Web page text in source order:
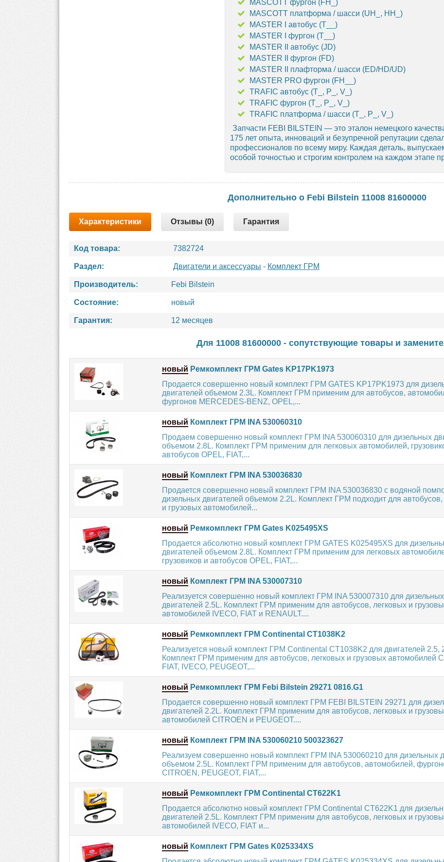
MASCOTT фургон (FH_)
MASCOTT платформа / шасси (UH_, HH_)
MASTER I автобус (T__)
MASTER I фургон (T__)
MASTER II автобус (JD)
MASTER II фургон (FD)
MASTER II плафторма / шасси (ED/HD/UD)
MASTER PRO фургон (FH__)
TRAFIC автобус (T_, P_, V_)
TRAFIC фургон (T_, P_, V_)
TRAFIC платформа / шасси (T_, P_, V_)
Запчасти FEBI BILSTEIN — это эталон немецкого
175 лет опыта, инноваций и безупречной репутации
профессионалов по всему миру. Каждая деталь,
особой точностью и строгим контролем на каждом этапе
Дополнительно о Febi Bilstein 11008 81600000
Характеристики Отзывы (0) Гарантия
Код товара: 7382724
Раздел: Двигатели и аксессуары - Комплект ГРМ
Производитель: Febi Bilstein
Состояние: новый
Гарантия: 12 месяцев
Для 11008 81600000 - сопутствующие товары и
новый Ремкомплект ГРМ Gates KP17PK1973
Продается совершенно новый комплект ГРМ GATES KP17PK1973 для
двигателей объемом 2.3L. Комплект ГРМ применим для автобусов,
фургонов MERCEDES-BENZ, OPEL,...
новый Комплект ГРМ INA 530060310
Продаем совершенно новый комплект ГРМ INA 530060310 для дизельных
объемом 2.8L. Комплект ГРМ применим для легковых автомобилей,
автобусов OPEL, FIAT,...
новый Комплект ГРМ INA 530036830
Продается совершенно новый комплект ГРМ INA 530036830 с водяной
дизельных двигателей объемом 2.2L. Комплект ГРМ подходит для автобусов,
и грузовых автомобилей...
новый Ремкомплект ГРМ Gates K025495XS
Продается абсолютно новый комплект ГРМ GATES K025495XS для
двигателей объемом 2.8L. Комплект ГРМ применим для легковых
грузовиков и автобусов OPEL, FIAT,...
новый Комплект ГРМ INA 530007310
Реализуется совершенно новый комплект ГРМ INA 530007310 для дизельных
двигателей 2.5L. Комплект ГРМ применим для автобусов, легковых и
автомобилей IVECO, FIAT и RENAULT....
новый Ремкомплект ГРМ Continental CT1038K2
Реализуется новый комплект ГРМ Continental CT1038K2 для двигателей 2.5,
Комплект ГРМ применим для автобусов, легковых и грузовых автомобилей
FIAT, IVECO, PEUGEOT,...
новый Ремкомплект ГРМ Febi Bilstein 29271 0816.G1
Продается совершенно новый комплект ГРМ FEBI BILSTEIN 29271 для
двигателей 2.2L. Комплект ГРМ применим для автобусов, легковых и
автомобилей CITROEN и PEUGEOT....
новый Комплект ГРМ INA 530060210 500323627
Реализуем совершенно новый комплект ГРМ INA 530060210 для дизельных
объемом 2.5L. Комплект ГРМ применим для автобусов, автомобилей,
CITROEN, PEUGEOT, FIAT,...
новый Ремкомплект ГРМ Continental CT622K1
Продается абсолютно новый комплект ГРМ Continental CT622K1 для
двигателей 2.5L. Комплект ГРМ применим для автобусов, легковых и
автомобилей IVECO, FIAT и...
новый Комплект ГРМ Gates K025334XS